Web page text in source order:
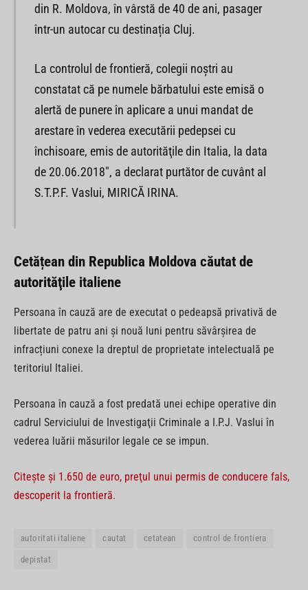
din R. Moldova, în vârstă de 40 de ani, pasager
într-un autocar cu destinația Cluj.
La controlul de frontieră, colegii noştri au
constatat că pe numele bărbatului este emisă o
alertă de punere în aplicare a unui mandat de
arestare în vederea executării pedepsei cu
închisoare, emis de autorităţile din Italia, la data
de 20.06.2018″, a declarat purtător de cuvânt al
S.T.P.F. Vaslui, MIRICĂ IRINA.
Cetățean din Republica Moldova căutat de
autorităţile italiene
Persoana în cauză are de executat o pedeapsă privativă de
libertate de patru ani și nouă luni pentru săvârşirea de
infracțiuni conexe la dreptul de proprietate intelectuală pe
teritoriul Italiei.
Persoana în cauză a fost predată unei echipe operative din
cadrul Serviciului de Investigaţii Criminale a I.P.J. Vaslui în
vederea luării măsurilor legale ce se impun.
Citește și 1.650 de euro, preţul unui permis de conducere fals,
descoperit la frontieră.
autoritati italiene cautat cetatean control de frontiera
depistat